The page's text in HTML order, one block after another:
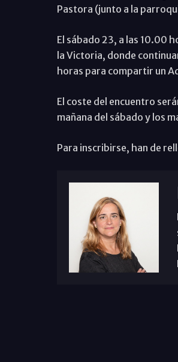
Pastora (junto a la
El sábado 23, a las 10.00
la Victoria, donde
horas para compartir un
El coste del encuentro
mañana del sábado y los
Para inscribirse, han de